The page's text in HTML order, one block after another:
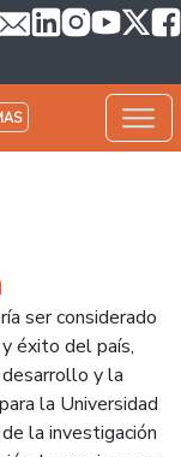
ser considerado
éxito del país,
y la
la Universidad
la investigación